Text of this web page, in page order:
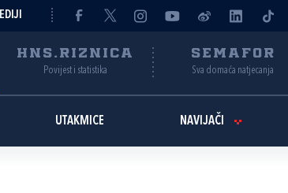
HNS.RIZNICA
Povijest i statistika
SEMAFOR
Sva domaća natjecanja
UTAKMICE NAVIJAČI